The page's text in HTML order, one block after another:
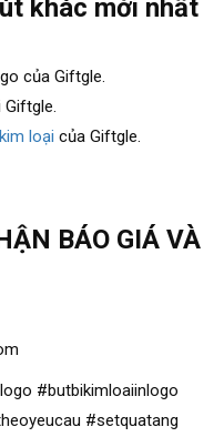
khác mới nhất
của Giftgle.
Giftgle.
loại của Giftgle.
BÁO GIÁ VÀ
#butbikimloaiinlogo
#setquatang